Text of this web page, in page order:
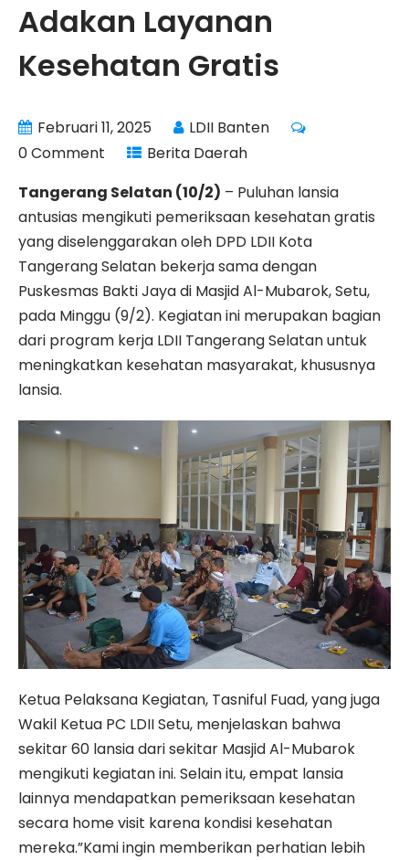
Adakan Layanan
Kesehatan Gratis
Februari 11, 2025
LDII Banten
0 Comment
Berita Daerah
Tangerang Selatan (10/2) – Puluhan lansia
antusias mengikuti pemeriksaan kesehatan gratis
yang diselenggarakan oleh DPD LDII Kota
Tangerang Selatan bekerja sama dengan
Puskesmas Bakti Jaya di Masjid Al-Mubarok, Setu,
pada Minggu (9/2). Kegiatan ini merupakan bagian
dari program kerja LDII Tangerang Selatan untuk
meningkatkan kesehatan masyarakat, khususnya
lansia.
Ketua Pelaksana Kegiatan, Tasniful Fuad, yang juga
Wakil Ketua PC LDII Setu, menjelaskan bahwa
sekitar 60 lansia dari sekitar Masjid Al-Mubarok
mengikuti kegiatan ini. Selain itu, empat lansia
lainnya mendapatkan pemeriksaan kesehatan
secara home visit karena kondisi kesehatan
mereka.”Kami ingin memberikan perhatian lebih